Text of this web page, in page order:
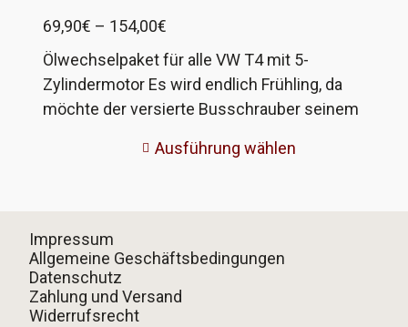
69,90€ – 154,00€
69,90€
bis
154,00€
Ölwechselpaket für alle VW T4 mit 5-
Zylindermotor Es wird endlich Frühling, da
möchte der versierte Busschrauber seinem
Ölwechselpakt inklusive Ölablassventil ist das
Castrol, Liqui Moly oder ARAL - ein Ölablassventil
(Bochumer Stopfen), damit ist Schluß mit
undichten Ölablassschrauben Wer schon ein
Ventil hat oder keines möchte, der kann es auch
Ausführung wählen
Impressum
Allgemeine Geschäftsbedingungen
Datenschutz
Zahlung und Versand
Widerrufsrecht